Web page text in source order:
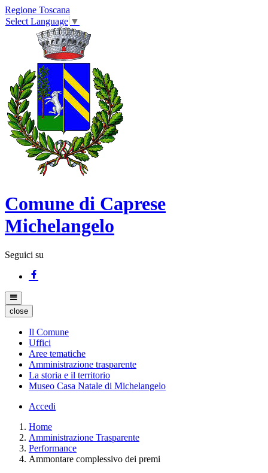
Regione Toscana
Select Language ▼
Comune di Caprese
Michelangelo
Seguici su
close
Il Comune
Uffici
Aree tematiche
Amministrazione trasparente
La storia e il territorio
Museo Casa Natale di Michelangelo
Accedi
Home
Amministrazione Trasparente
Performance
Ammontare complessivo dei premi